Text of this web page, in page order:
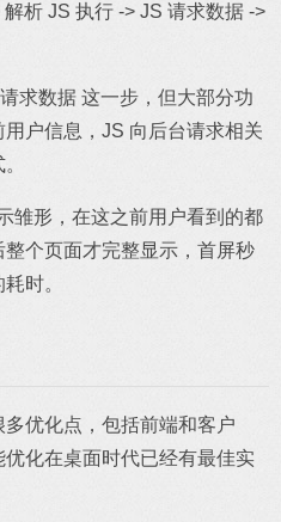
析 JS 执行 -> JS 请求数据 ->
求数据 这一步，但大部分功
户信息，JS 向后台请求相关
雏形，在这之前用户看到的都
个页面才完整显示，首屏秒
时。
多优化点，包括前端和客户
化在桌面时代已经有最佳实